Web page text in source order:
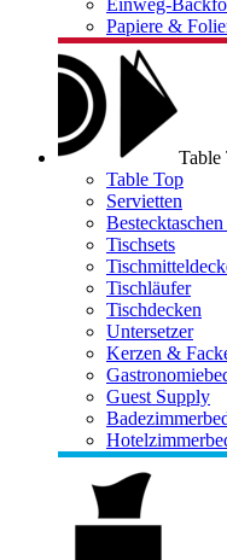
Einweg-
Papiere &
Table
Table Top
Servietten
Tischsets
Tischläufer
Tischdecken
Untersetzer
Kerzen &
Guest Supply